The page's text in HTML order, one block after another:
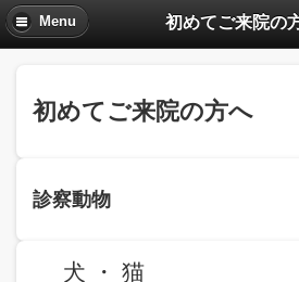
Menu 初めてご来院の
初めてご来院の方へ
診察動物
犬 ・ 猫